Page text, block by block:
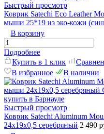
Быстрый просмотр
Коврик Satechi Eco Leather
мыши 25*19 из эко-кожи
В корзину
Подробнее
Купить в 1 клик
В избранное
В наличии
Быстрый просмотр
Коврик Satechi Aluminum
24x19x0,5 серебряный 2 490